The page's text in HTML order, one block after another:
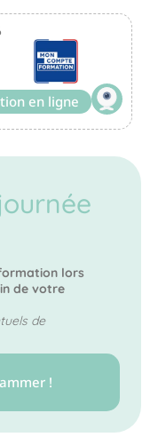
en ligne
lors
de votre
de
!